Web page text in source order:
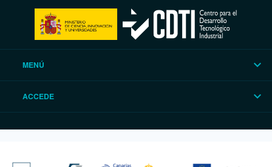
MENÚ
ACCEDE